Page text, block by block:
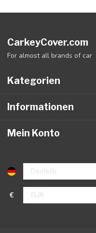
CarkeyCover.com
For almost all brands of car
Kategorien
Informationen
Mein Konto
€